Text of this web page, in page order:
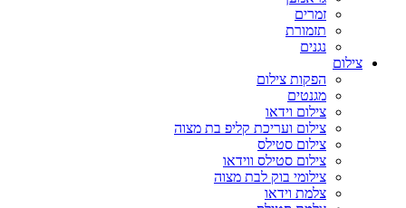
זמרים
תזמורת
נגנים
צילום
הפקות צילום
מגנטים
צילום וידאו
צילום ועריכת קליפ בת מצוה
צילום סטילס
צילום סטילס ווידאו
צילומי בוק לבת מצוה
צלמת וידאו